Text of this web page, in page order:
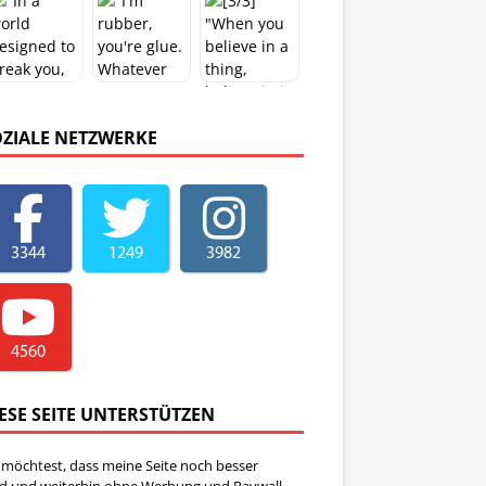
NETZWERKE
3344 1249 3982
4560
SEITE UNTERSTÜTZEN
dass meine Seite noch besser